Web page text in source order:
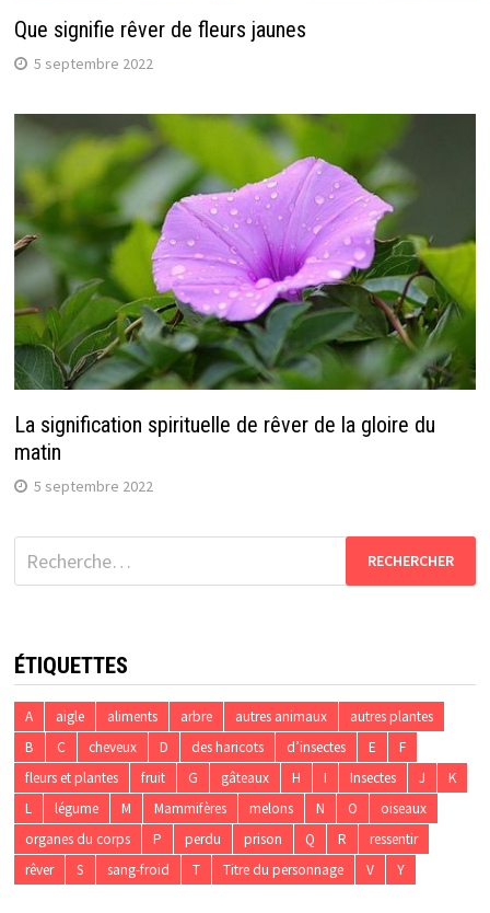
Que signifie rêver de fleurs jaunes
5 septembre 2022
La signification spirituelle de rêver de la gloire du
matin
5 septembre 2022
Rechercher :
ÉTIQUETTES
A aigle aliments arbre autres animaux
autres plantes
B
C cheveux D des haricots d’insectes E
F
fleurs et plantes
fruit G gâteaux H I Insectes J
K
L
légume M Mammifères melons N O
oiseaux
organes du corps
P perdu prison Q R
ressentir
rêver
S sang-froid T Titre du personnage V Y